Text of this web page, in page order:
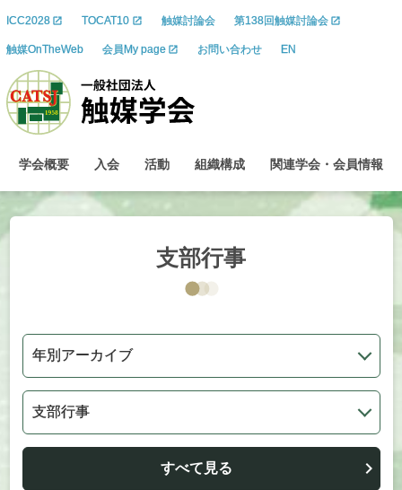
ICC2028 TOCAT10 触媒討論会 第138回触媒討論会
触媒OnTheWeb 会員My page お問い合わせ EN
学会概要 入会 活動 組織構成 関連学会 ・ 会員情報
支部行事
すべて見る